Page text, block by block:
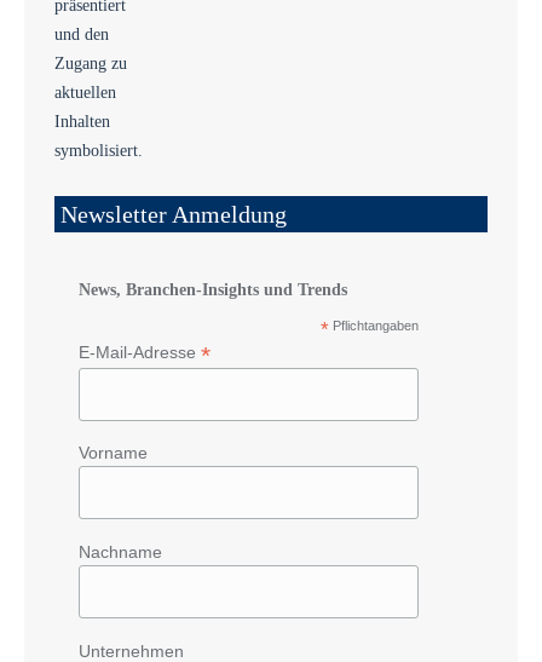
Newsletter Anmeldung
News, Branchen-Insights und Trends
* Pflichtangaben
E-Mail-Adresse *
Vorname
Nachname
Unternehmen